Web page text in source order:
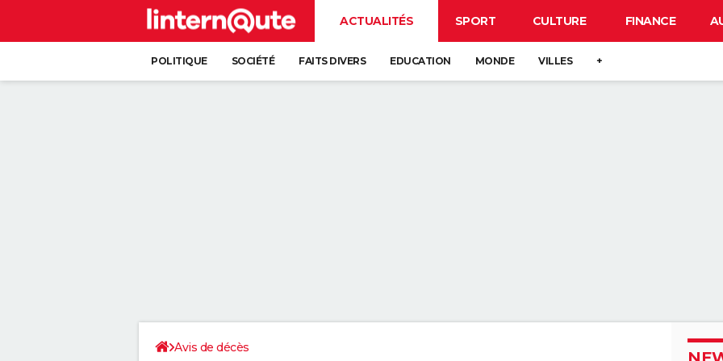
ACTUALITÉS SPORT CULTURE FINANCE
POLITIQUE SOCIÉTÉ FAITS DIVERS EDUCATION MONDE VILLES +
Avis de décès